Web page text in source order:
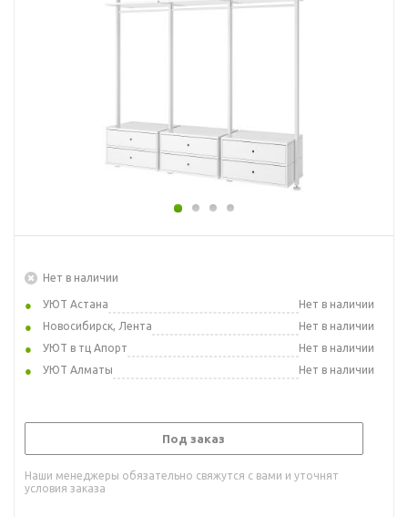
Нет в наличии
УЮТ Астана
Нет в наличии
Новосибирск, Лента
Нет в наличии
УЮТ в тц Апорт
Нет в наличии
УЮТ Алматы
Нет в наличии
Под заказ
Наши менеджеры обязательно свяжутся с вами и уточнят
условия заказа